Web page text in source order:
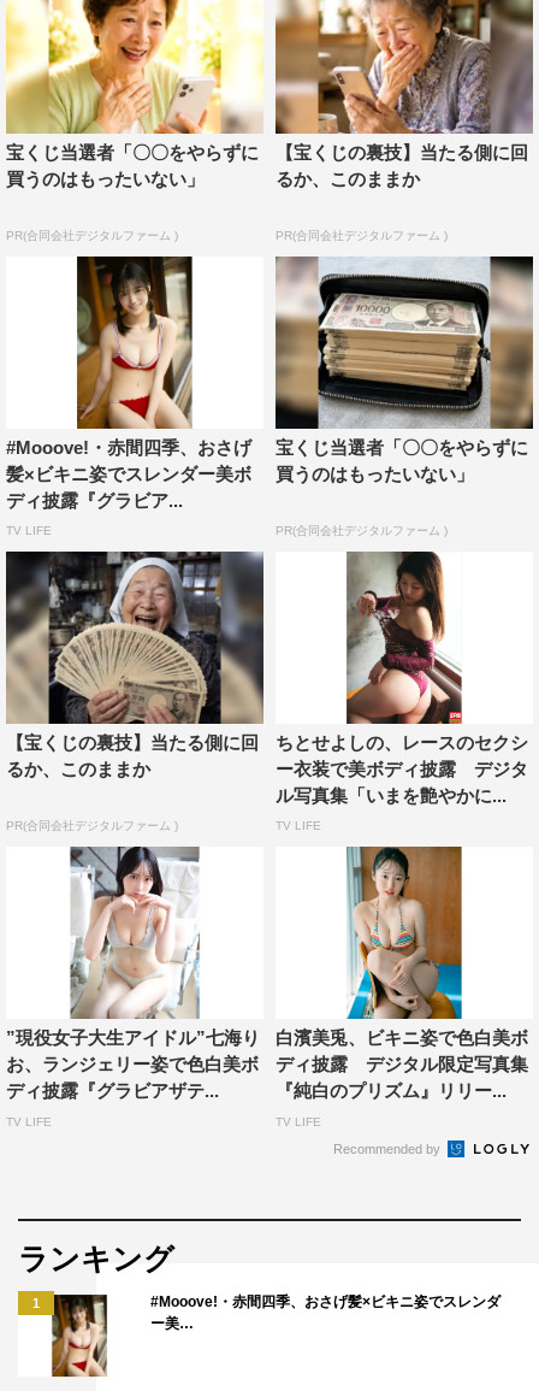
宝くじ当選者「〇〇をやらずに
買うのはもったいない」
PR(合同会社デジタルファーム )
【宝くじの裏技】当たる側に回
るか、このままか
PR(合同会社デジタルファーム )
#Mooove!・赤間四季、おさげ
髪×ビキニ姿でスレンダー美ボ
ディ披露『グラビア...
TV LIFE
宝くじ当選者「〇〇をやらずに
買うのはもったいない」
PR(合同会社デジタルファーム )
【宝くじの裏技】当たる側に回
るか、このままか
PR(合同会社デジタルファーム )
ちとせよしの、レースのセクシ
ー衣装で美ボディ披露 デジタ
ル写真集「いまを艶やかに...
TV LIFE
”現役女子大生アイドル”七海り
お、ランジェリー姿で色白美ボ
ディ披露『グラビアザテ...
TV LIFE
白濱美兎、ビキニ姿で色白美ボ
ディ披露 デジタル限定写真集
『純白のプリズム』リリー...
TV LIFE
Recommended by
ランキング
1
#Mooove!・赤間四季、おさげ髪×ビキニ姿でスレンダ
ー美…